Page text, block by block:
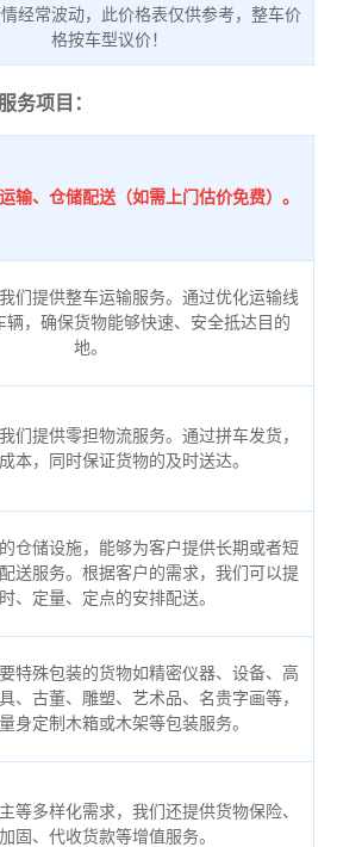
经常波动，此价格表仅供参考，整车价
格按车型议价！
务项目：
输、仓储配送（如需上门估价免费）。
们提供整车运输服务。通过优化运输线
辆，确保货物能够快速、安全抵达目的
地。
们提供零担物流服务。通过拼车发货，
本，同时保证货物的及时送达。
仓储设施，能够为客户提供长期或者短
送服务。根据客户的需求，我们可以提
、定量、定点的安排配送。
特殊包装的货物如精密仪器、设备、高
、古董、雕塑、艺术品、名贵字画等，
身定制木箱或木架等包装服务。
等多样化需求，我们还提供货物保险、
固、代收货款等增值服务。